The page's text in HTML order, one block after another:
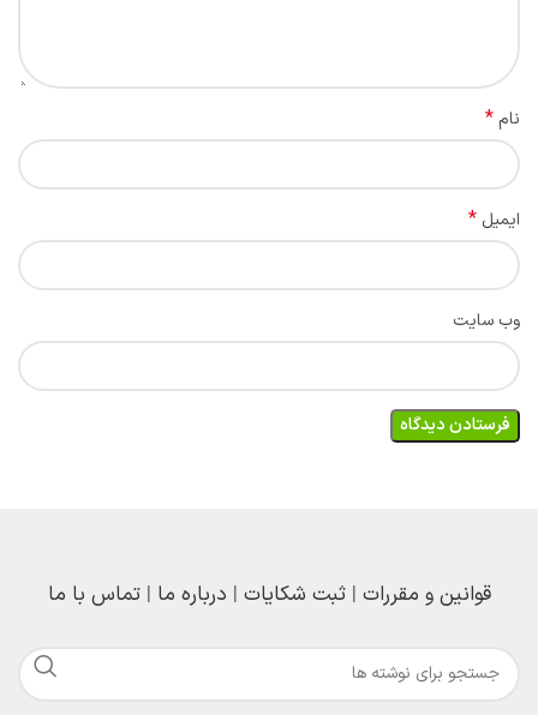
نام *
ایمیل *
وب‌ سایت
قوانین و مقررات |ثبت شکایات | درباره ما |تماس با ما